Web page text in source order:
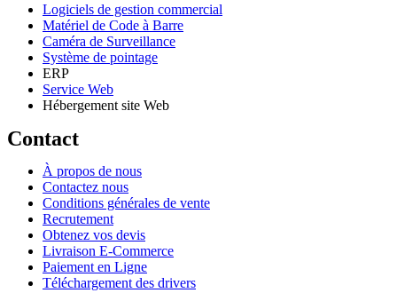
Logiciels de gestion commercial
Matériel de Code à Barre
Caméra de Surveillance
Système de pointage
ERP
Service Web
Hébergement site Web
Contact
À propos de nous
Contactez nous
Conditions générales de vente
Recrutement
Obtenez vos devis
Livraison E-Commerce
Paiement en Ligne
Téléchargement des drivers